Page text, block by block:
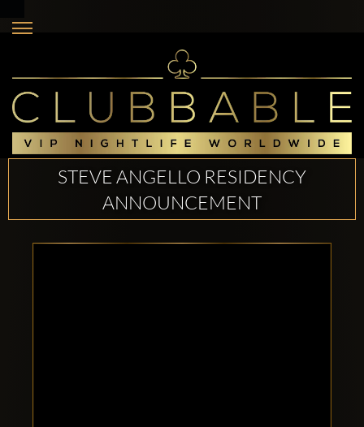
STEVE ANGELLO RESIDENCY
ANNOUNCEMENT